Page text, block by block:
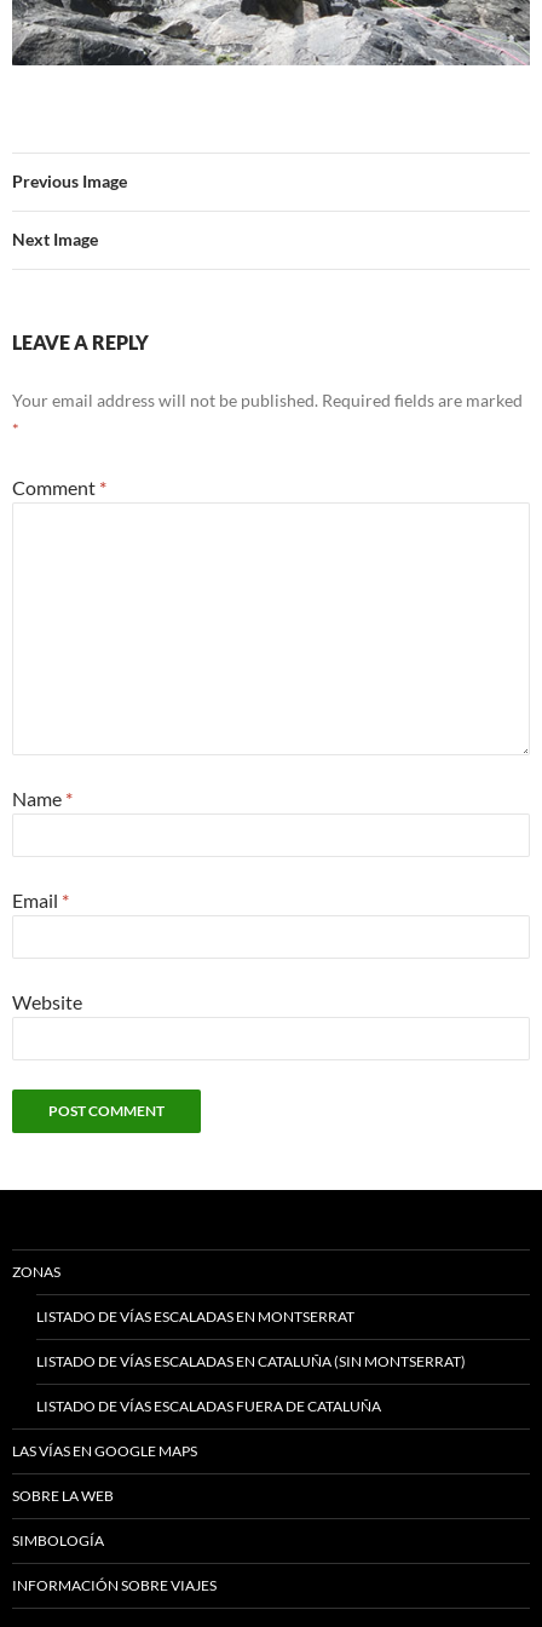
Previous Image
Next Image
LEAVE A REPLY
Your email address will not be published. Required fields are marked
*
Comment *
Name *
Email *
Website
ZONAS
LISTADO DE VÍAS ESCALADAS EN MONTSERRAT
LISTADO DE VÍAS ESCALADAS EN CATALUÑA (SIN MONTSERRAT)
LISTADO DE VÍAS ESCALADAS FUERA DE CATALUÑA
LAS VÍAS EN GOOGLE MAPS
SOBRE LA WEB
SIMBOLOGÍA
INFORMACIÓN SOBRE VIAJES